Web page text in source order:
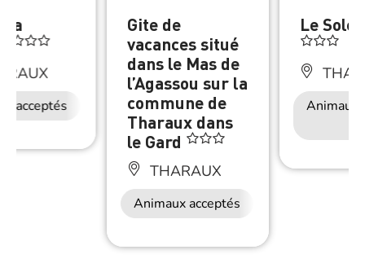
acceptés
Gite de
vacances situé
dans le Mas de
l’Agassou sur la
commune de
Tharaux dans
le Gard
THARAUX
Animaux acceptés
Le
Animaux